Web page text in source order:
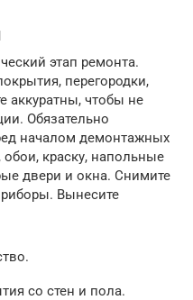
этап ремонта.
перегородки,
аккуратны, чтобы не
Обязательно
началом демонтажных
обои, краску, напольные
двери и окна. Снимите
Вынесите
со стен и пола.